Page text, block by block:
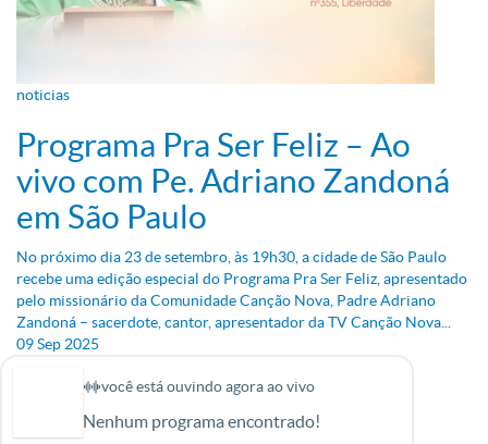
noticias
Programa Pra Ser Feliz – Ao
vivo com Pe. Adriano Zandoná
em São Paulo
No próximo dia 23 de setembro, às 19h30, a cidade de São Paulo
recebe uma edição especial do Programa Pra Ser Feliz, apresentado
pelo missionário da Comunidade Canção Nova, Padre Adriano
Zandoná – sacerdote, cantor, apresentador da TV Canção Nova...
09Sep2025
você está ouvindo agora ao vivo
Nenhum programa encontrado!